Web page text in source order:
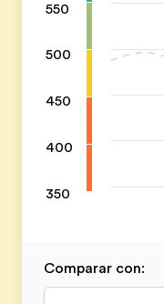
550
500
450
400
350
Comparar con: